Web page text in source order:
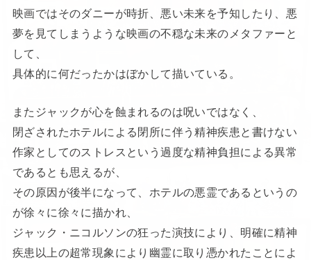
映画ではそのダニーが時折、悪い未来を予知したり、悪
夢を見てしまうような映画の不穏な未来のメタファーと
して、
具体的に何だったかはぼかして描いている。
またジャックが心を蝕まれるのは呪いではなく、
閉ざされたホテルによる閉所に伴う精神疾患と書けない
作家としてのストレスという過度な精神負担による異常
であるとも思えるが、
その原因が後半になって、ホテルの悪霊であるというの
が徐々に徐々に描かれ、
ジャック・ニコルソンの狂った演技により、明確に精神
疾患以上の超常現象により幽霊に取り憑かれたことによ